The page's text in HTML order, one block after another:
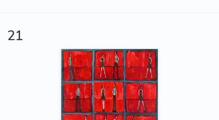
21